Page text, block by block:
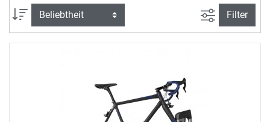
Sortierung Ansicht
Filter